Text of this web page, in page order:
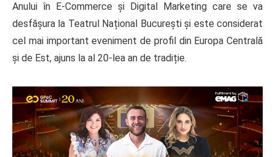
Anului în E-Commerce și Digital Marketing care se va
desfășura la Teatrul Național București și este considerat
cel mai important eveniment de profil din Europa Centrală
și de Est, ajuns la al 20-lea an de tradiție.